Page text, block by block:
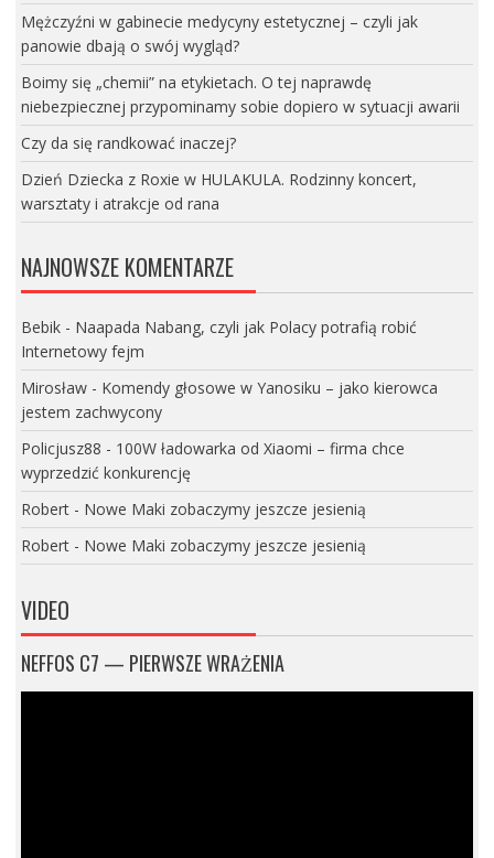
Mężczyźni w gabinecie medycyny estetycznej – czyli jak
panowie dbają o swój wygląd?
Boimy się „chemii” na etykietach. O tej naprawdę
niebezpiecznej przypominamy sobie dopiero w sytuacji awarii
Czy da się randkować inaczej?
Dzień Dziecka z Roxie w HULAKULA. Rodzinny koncert,
warsztaty i atrakcje od rana
NAJNOWSZE KOMENTARZE
Bebik- Naapada Nabang, czyli jak Polacy potrafią robić
Internetowy fejm
Mirosław- Komendy głosowe w Yanosiku – jako kierowca
jestem zachwycony
Policjusz88 - 100W ładowarka od Xiaomi – firma chce
wyprzedzić konkurencję
Robert- Nowe Maki zobaczymy jeszcze jesienią
Robert- Nowe Maki zobaczymy jeszcze jesienią
VIDEO
NEFFOS C7 — PIERWSZE WRAŻENIA